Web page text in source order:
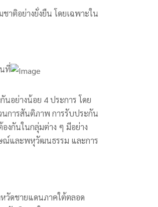
าติอย่างยั่งยืน โดยเฉพาะใน
ที่
อย่างน้อย 4 ประการ โดย
นการสันติภาพ การรับประกัน
งกันในกลุ่มต่าง ๆ มีอย่าง
ณ์และพหุวัฒนธรรม และการ
วัดชายแดนภาคใต้ตลอด